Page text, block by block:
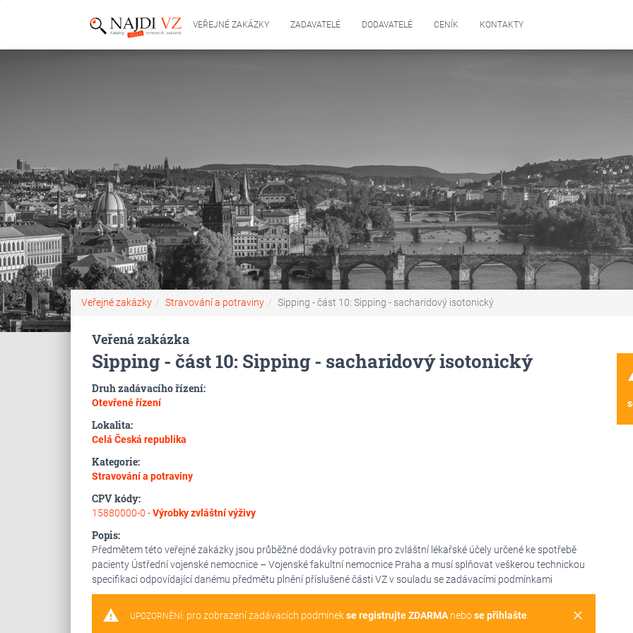
VEŘEJNÉ ZAKÁZKY ZADAVATELÉ DODAVATELÉ CENÍK KONTAKTY
Veřejné zakázky Stravování a potraviny Sipping - část 10: Sipping - sacharidový isotonický
Veřená zakázka
Sipping - část 10: Sipping - sacharidový isotonický
Druh zadávacího řízení:
Otevřené řízení
Lokalita:
Celá Česká republika
Kategorie:
Stravování a potraviny
CPV kódy:
15880000-0 -Výrobky zvláštní výživy
Popis:
Předmětem této veřejné zakázky jsou průběžné dodávky potravin pro zvláštní lékařské účely určené ke spotřebě
pacienty Ústřední vojenské nemocnice – Vojenské fakultní nemocnice Praha a musí splňovat veškerou technickou
specifikaci odpovídající danému předmětu plnění příslušené části VZ v souladu se zadávacími podmínkami
warning clear
UPOZORNĚNÍ: pro zobrazení zadávacích podmínekse registrujte ZDARMAnebose přihlašte.